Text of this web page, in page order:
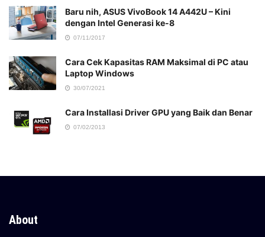
Baru nih, ASUS VivoBook 14 A442U – Kini
dengan Intel Generasi ke-8
07/11/2017
Cara Cek Kapasitas RAM Maksimal di PC atau
Laptop Windows
30/07/2021
Cara Installasi Driver GPU yang Baik dan Benar
07/02/2013
About